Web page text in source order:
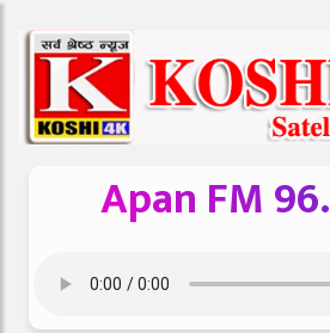
Apan FM